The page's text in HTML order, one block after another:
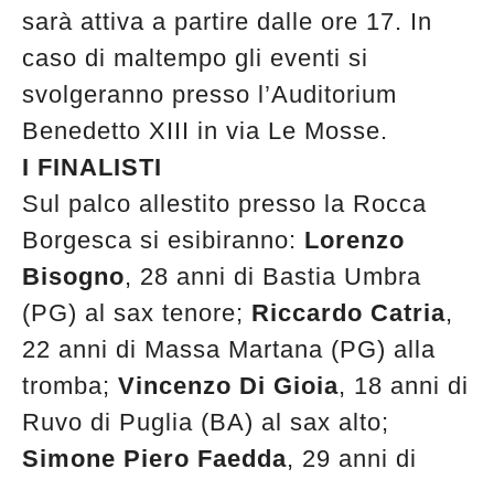
sarà attiva a partire dalle ore 17. In
caso di maltempo gli eventi si
svolgeranno presso l’Auditorium
Benedetto XIII in via Le Mosse.
I FINALISTI
Sul palco allestito presso la Rocca
Borgesca si esibiranno: Lorenzo
Bisogno, 28 anni di Bastia Umbra
(PG) al sax tenore; Riccardo Catria,
22 anni di Massa Martana (PG) alla
tromba; Vincenzo Di Gioia, 18 anni di
Ruvo di Puglia (BA) al sax alto;
Simone Piero Faedda, 29 anni di